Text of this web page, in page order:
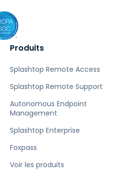
Produits
Splashtop Remote Access
Splashtop Remote Support
Autonomous Endpoint
Management
Splashtop Enterprise
Foxpass
Voir les produits